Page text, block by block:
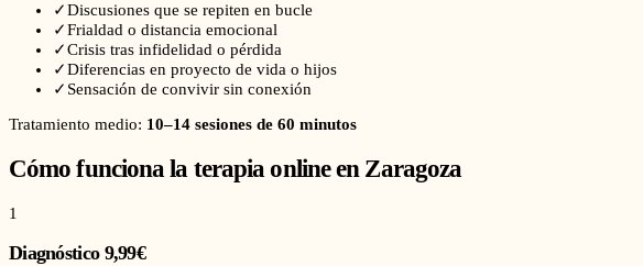
✓Discusiones que se repiten en bucle
✓Frialdad o distancia emocional
✓Crisis tras infidelidad o pérdida
✓Diferencias en proyecto de vida o hijos
✓ Sensación de convivir sin conexión
Tratamiento medio: 10–14 sesiones de 60 minutos
Cómo funciona la terapia online en Zaragoza
1
Diagnóstico 9,99€